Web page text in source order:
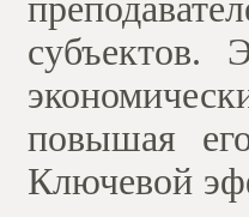
субъектов.
повышая
Ключевой